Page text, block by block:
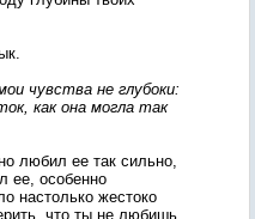
чувства не глубоки:
как она могла так
любил ее так сильно,
ее, особенно
настолько жестоко
что ты не любишь